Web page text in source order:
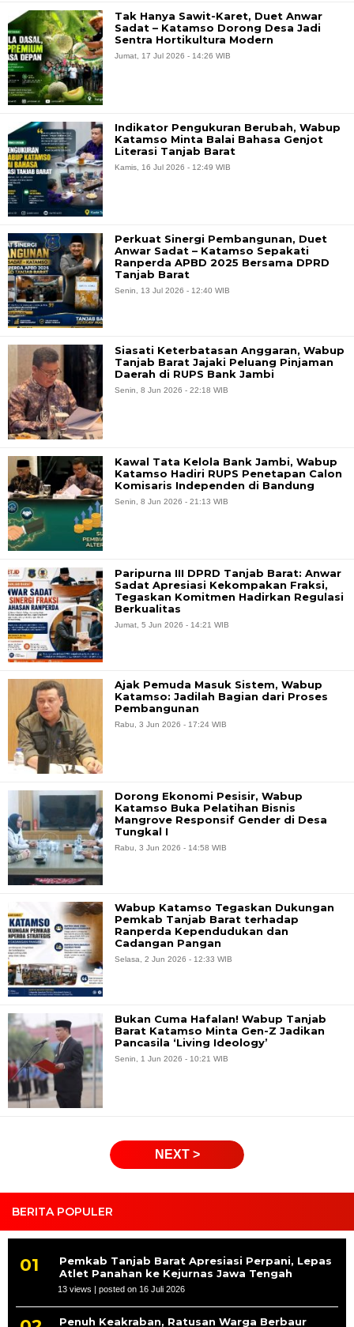
BERITA POPULER
Pemkab Tanjab Barat Apresiasi Perpani, Lepas
Atlet Panahan ke Kejurnas Jawa Tengah
13 views | posted on 16 Juli 2026
Penuh Keakraban, Ratusan Warga Berbaur
Tak Hanya Sawit-Karet, Duet Anwar
Sadat – Katamso Dorong Desa Jadi
Sentra Hortikultura Modern
Jumat, 17 Jul 2026 - 14:26 WIB
Indikator Pengukuran Berubah, Wabup
Katamso Minta Balai Bahasa Genjot
Literasi Tanjab Barat
Kamis, 16 Jul 2026 - 12:49 WIB
Perkuat Sinergi Pembangunan, Duet
Anwar Sadat – Katamso Sepakati
Ranperda APBD 2025 Bersama DPRD
Tanjab Barat
Senin, 13 Jul 2026 - 12:40 WIB
Siasati Keterbatasan Anggaran, Wabup
Tanjab Barat Jajaki Peluang Pinjaman
Daerah di RUPS Bank Jambi
Senin, 8 Jun 2026 - 22:18 WIB
Kawal Tata Kelola Bank Jambi, Wabup
Katamso Hadiri RUPS Penetapan Calon
Komisaris Independen di Bandung
Senin, 8 Jun 2026 - 21:13 WIB
Paripurna III DPRD Tanjab Barat: Anwar
Sadat Apresiasi Kekompakan Fraksi,
Tegaskan Komitmen Hadirkan Regulasi
Berkualitas
Jumat, 5 Jun 2026 - 14:21 WIB
Ajak Pemuda Masuk Sistem, Wabup
Katamso: Jadilah Bagian dari Proses
Pembangunan
Rabu, 3 Jun 2026 - 17:24 WIB
Dorong Ekonomi Pesisir, Wabup
Katamso Buka Pelatihan Bisnis
Mangrove Responsif Gender di Desa
Tungkal I
Rabu, 3 Jun 2026 - 14:58 WIB
Wabup Katamso Tegaskan Dukungan
Pemkab Tanjab Barat terhadap
Ranperda Kependudukan dan
Cadangan Pangan
Selasa, 2 Jun 2026 - 12:33 WIB
Bukan Cuma Hafalan! Wabup Tanjab
Barat Katamso Minta Gen-Z Jadikan
Pancasila ‘Living Ideology’
Senin, 1 Jun 2026 - 10:21 WIB
NEXT >